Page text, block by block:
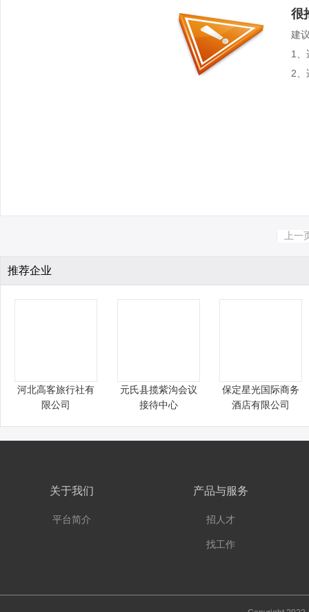
很
建
1、
2、
上一
推荐企业
河北高客旅行社有
限公司
元氏县揽紫沟会议
接待中心
保定星光国际商务
酒店有限公司
关于我们
平台简介
产品与服务
招人才
找工作